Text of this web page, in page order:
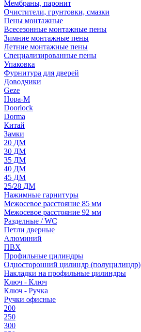
Мембраны, паронит
Очистители, грунтовки, смазки
Пены монтажные
Всесезонные монтажные пены
Зимние монтажные пены
Летние монтажные пены
Специализированные пены
Упаковка
Фурнитура для дверей
Доводчики
Geze
Нора-М
Doorlock
Dorma
Китай
Замки
20 ДМ
30 ДМ
35 ДМ
40 ДМ
45 ДМ
25/28 ДМ
Нажимные гарнитуры
Межосевое расстояние 85 мм
Межосевое расстояние 92 мм
Разделные / WC
Петли дверные
Алюминий
ПВХ
Профильные цилиндры
Односторонний цилиндр (полуцилиндр)
Накладки на профильные цилиндры
Ключ - Ключ
Ключ - Ручка
Ручки офисные
200
250
300